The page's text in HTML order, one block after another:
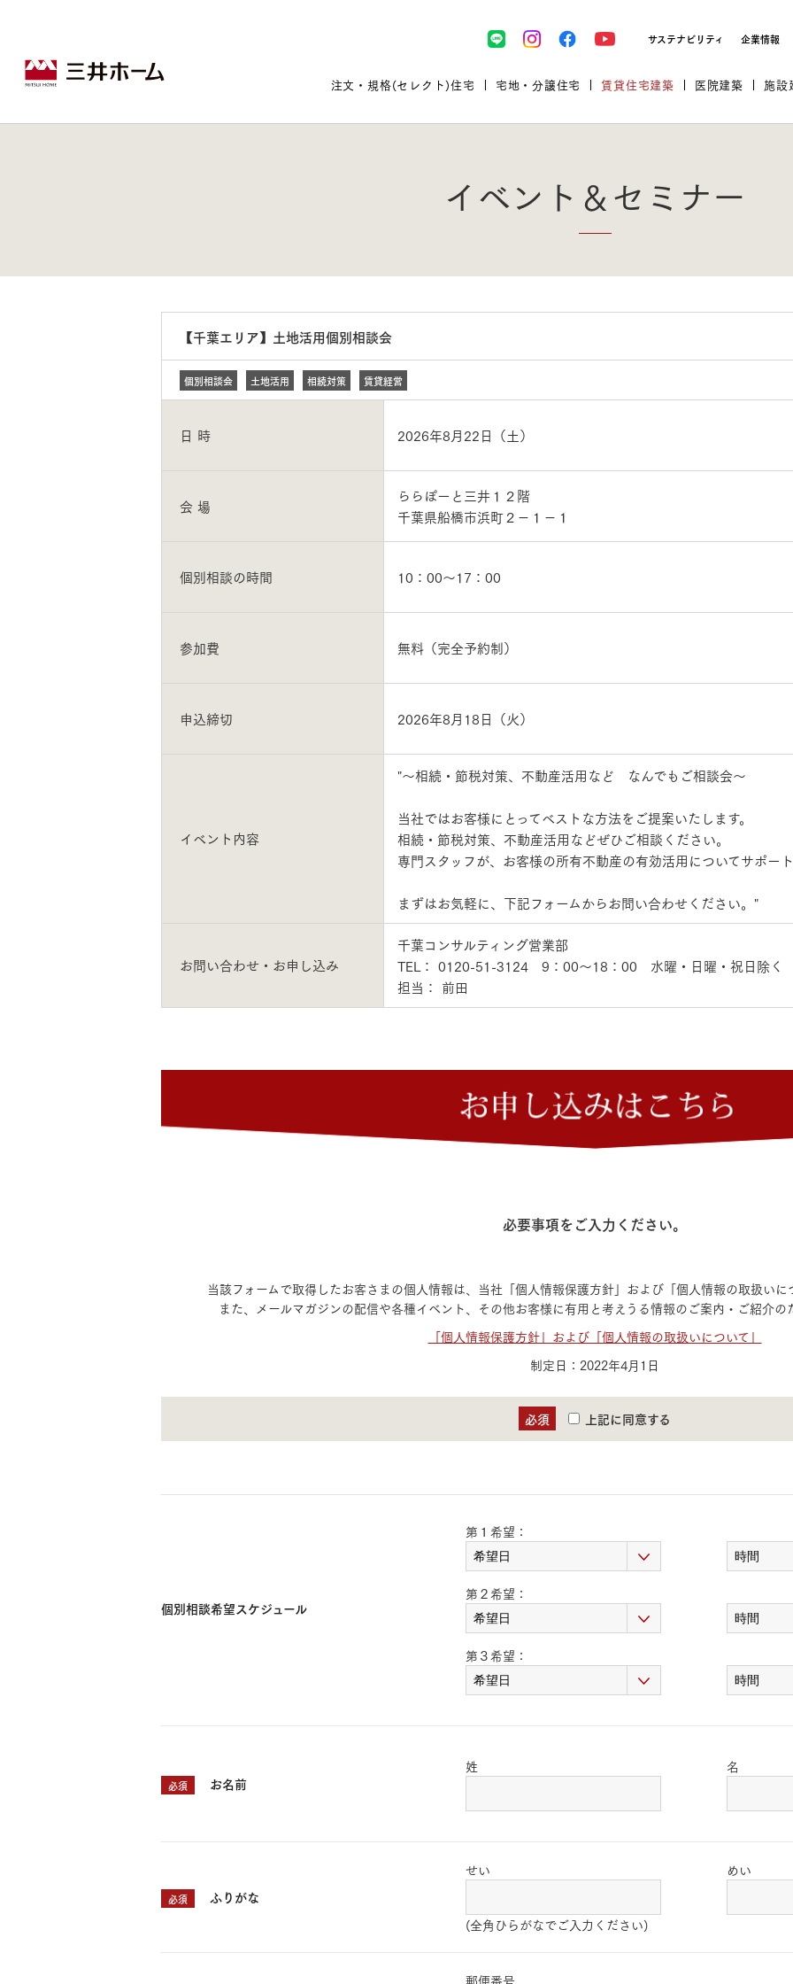
サステナビリティ 企業情報
注文・規格(セレクト)住宅
注文住宅｜三井ホームオーダー
デザイン 全館空調
お住まいづくりガイド ㎥設計 三井ホームワールド
多世帯家族
住宅タイプ
店舗併用住宅
宅地・分譲住宅
宅地/建築条件付宅地
建売/戸建分譲
既存住宅（SumStock）
グ
ランドパートナー
ランドパートナー一覧
賃貸住宅建築
木造マンションMOCXION
木造賃貸住宅MOCXSTYLE
実例紹介
医院建築
実例紹介
ドクターズ宝箱
ドクターズヴォイス
ドクタープランニュース
セミナー・内覧会レポート 診療圏調査依頼
施設
実例紹介
選ばれる理由
福祉・介護施設実例
文教・保育施設実例
社宅・寮・事務所実例
都市建築実例
カタログ請求 お問い合わせフォーム
事業本部案内
事業内容
建築実例
資料請求
リフォームメニュー
リフォーム事業所一覧 カタログ請求 ご相談デスク
イベント＆セミナー
【千葉エリア】土地活用個別相談会
個別相談会 土地活用 相続対策 賃貸経営
日 時 2026年8月22日（土）
会 場
ららぽーと三井１２階
千葉県船橋市浜町２－１－１
個別相談の時間 10：00～17：00
参加費 無料（完全予約制）
申込締切 2026年8月18日（火）
イベント内容
"～相続・節税対策、不動産活用など なんでもご相談会～
当社ではお客様にとってベストな方法をご提案いたします。
相続・節税対策、不動産活用などぜひご相談ください。
専門スタッフが、お客様の所有不動産の有効活用についてサポー
まずはお気軽に、下記フォームからお問い合わせください。"
お問い合わせ・お申し込み
千葉コンサルティング営業部
TEL： 0120-51-3124 9：00～18：00 水曜・日曜・祝日除く
担当： 前田
必要事項をご入力ください。
当該フォームで取得したお客さまの個人情報は、当社「個人情報保護方針」および「個人情報の取扱いに
また、メールマガジンの配信や各種イベント、その他お客様に有用と考えうる情報のご案内・ご紹介の
「個人情報保護方針」および「個人情報の取扱いについて」
制定日：2022年4月1日
必須 上記に同意する
個別相談希望スケジュール
第１希望：
第２希望：
第３希望：
必須 お名前
姓 名
必須 ふりがな
せい めい
(全角ひらがなでご入力ください)
郵便番号